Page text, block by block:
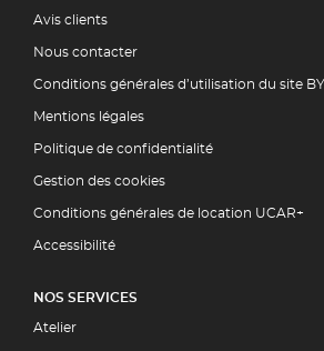
Avis clients
Nous contacter
Conditions générales d’utilisation du site
Mentions légales
Politique de confidentialité
Gestion des cookies
Conditions générales de location UCAR+
Accessibilité
NOS SERVICES
Atelier